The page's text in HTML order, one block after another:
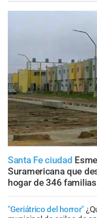
Santa Fe ciudad
Suramericana que
hogar de 346 familias
"Geriátrico del horror"